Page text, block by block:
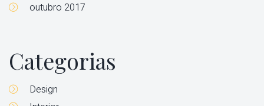
outubro 2017
Categorias
Design